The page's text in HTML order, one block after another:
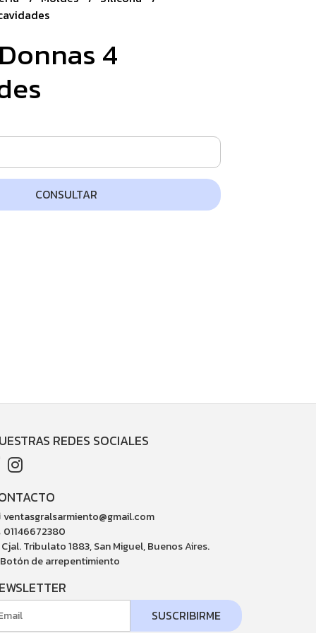
4
CONSULTAR
REDES SOCIALES
ventasgralsarmiento@gmail.com
01146672380
Cjal. Tribulato 1883, San Miguel, Buenos Aires.
Botón de arrepentimiento
SUSCRIBIRME